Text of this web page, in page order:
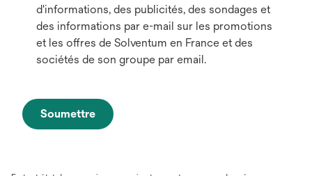
d'informations, des publicités, des sondages et
des informations par e-mail sur les promotions
et les offres de Solventum en France et des
sociétés de son groupe par email.
Soumettre